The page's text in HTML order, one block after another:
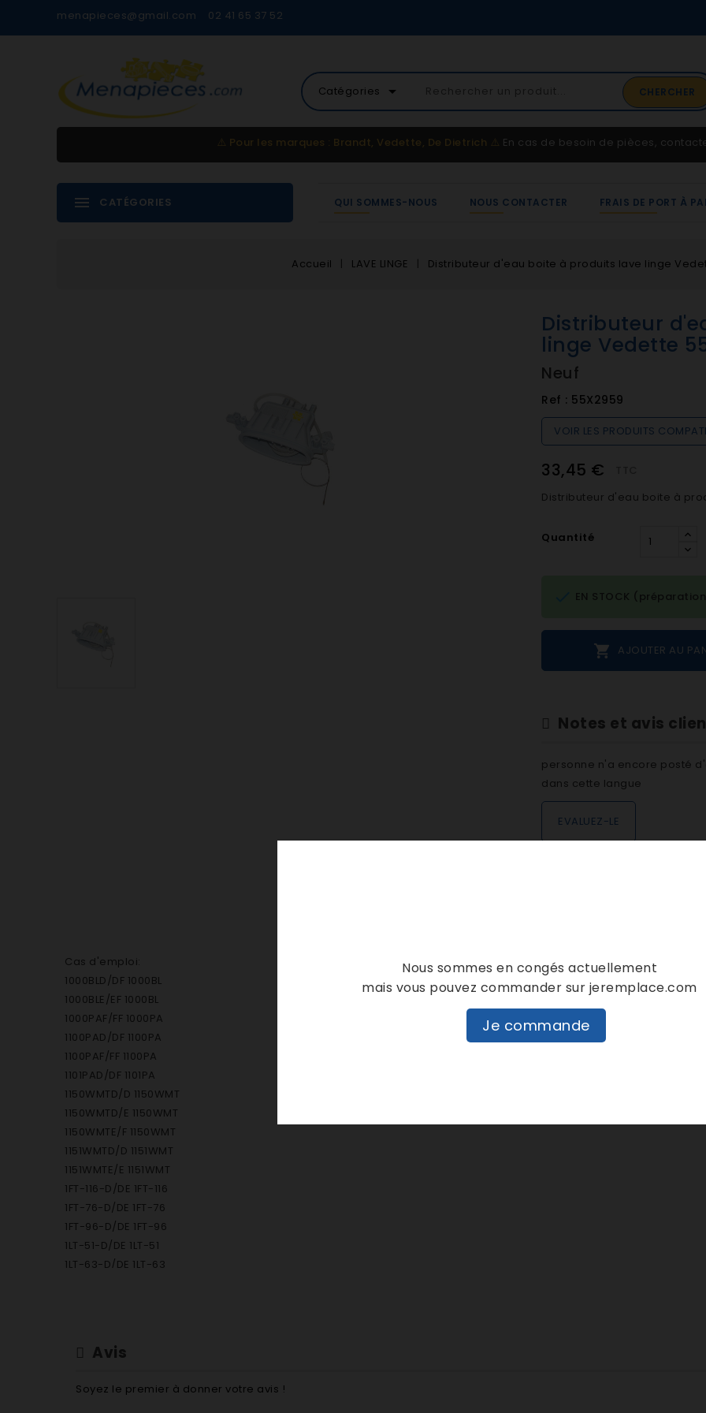
menapieces@gmail.com 02 41 65 37 52
Catégories arrow_drop_down CHERCHER
02 41 65 37 52
Service client
⚠️ Pour les marques : Brandt, Vedette, De Dietrich ⚠️ En cas de besoin de pièces,
CATÉGORIES QUI SOMMES-NOUS NOUS CONTACTER FRAIS DE PORT À
Accueil LAVE LINGE Distributeur d'eau boite à produits lave linge
Distributeur
linge Vedette
Neuf
Ref : 55X2959
VOIR LES PRODUITS
33,45 €
Distributeur d'eau boite à
Quantité
 AJOUTER AU
EN STOCK
Notes et avis
personne n'a encore posté
dans cette langue
EVALUEZ-LE
Cas d'emploi:
1000BLD/DF 1000BL
1000BLE/EF 1000BL
1000PAF/FF 1000PA
1100PAD/DF 1100PA
1100PAF/FF 1100PA
1101PAD/DF 1101PA
1150WMTD/D 1150WMT
1150WMTD/E 1150WMT
1150WMTE/F 1150WMT
1151WMTD/D 1151WMT
1151WMTE/E 1151WMT
1FT-116-D/DE 1FT-116
1FT-76-D/DE 1FT-76
1FT-96-D/DE 1FT-96
1LT-51-D/DE 1LT-51
1LT-63-D/DE 1LT-63
2109G/GJ 2109
2409D/DJ 2409
Avis
Soyez le premier à donner votre avis !
Nous sommes en congés actuellement
mais vous pouvez commander sur jeremplace.com
Je commande